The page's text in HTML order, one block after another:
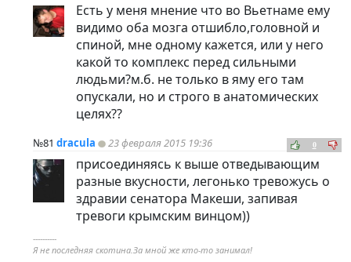
Есть у меня мнение что во Вьетнаме ему
видимо оба мозга отшибло,головной и
спиной, мне одному кажется, или у него
какой то комплекс перед сильными
людьми?м.б. не только в яму его там
опускали, но и строго в анатомических
целях??
№81 dracula 23 февраля 2015 19:36 0
присоединяясь к выше отведывающим
разные вкусности, легонько тревожусь о
здравии сенатора Макеши, запивая
тревоги крымским винцом))
----------
Я не последняя скотина.За мной же кто-то занимал!